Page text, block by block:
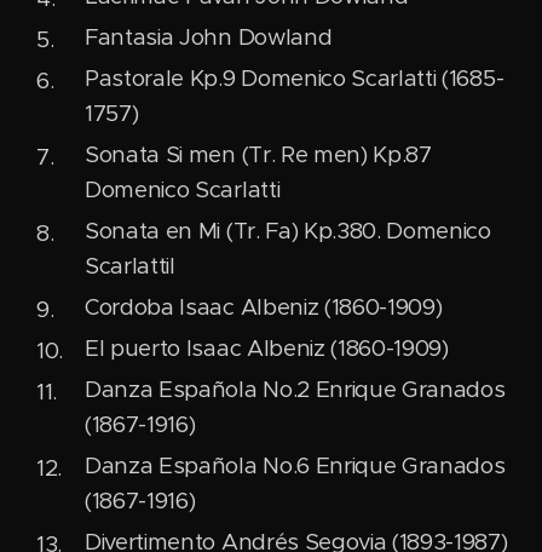
Fantasia John Dowland
Pastorale Kp.9 Domenico Scarlatti (1685-
1757)
Sonata Si men (Tr. Re men) Kp.87
Domenico Scarlatti
Sonata en Mi (Tr. Fa) Kp.380. Domenico
ScarlattiI
Cordoba Isaac Albeniz (1860-1909)
El puerto Isaac Albeniz (1860-1909)
Danza Española No.2 Enrique Granados
(1867-1916)
Danza Española No.6 Enrique Granados
(1867-1916)
Divertimento Andrés Segovia (1893-1987)